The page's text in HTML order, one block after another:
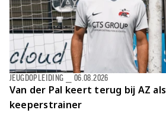
Van der Pal keert terug bij AZ als
keeperstrainer
JEUGDOPLEIDING 06.08.2026